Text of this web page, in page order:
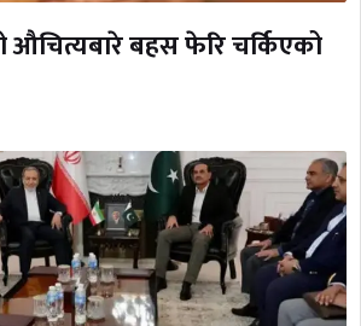
औचित्यबारे बहस फेरि चर्किएको